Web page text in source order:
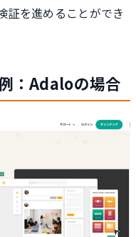
証を進めることができ
：Adaloの場合